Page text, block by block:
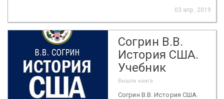
03 апр. 2019
Согрин В.В.
История США.
Учебник
Вышла книга
Согрин В.В. История США.